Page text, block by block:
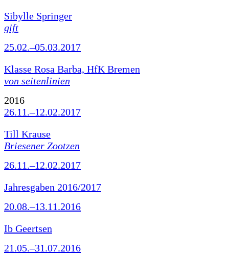
Sibylle Springer
gift
25.02.–05.03.2017
Klasse Rosa Barba, HfK Bremen
von seitenlinien
2016
26.11.–12.02.2017
Till Krause
Briesener Zootzen
26.11.–12.02.2017
Jahresgaben 2016/2017
20.08.–13.11.2016
Ib Geertsen
21.05.–31.07.2016